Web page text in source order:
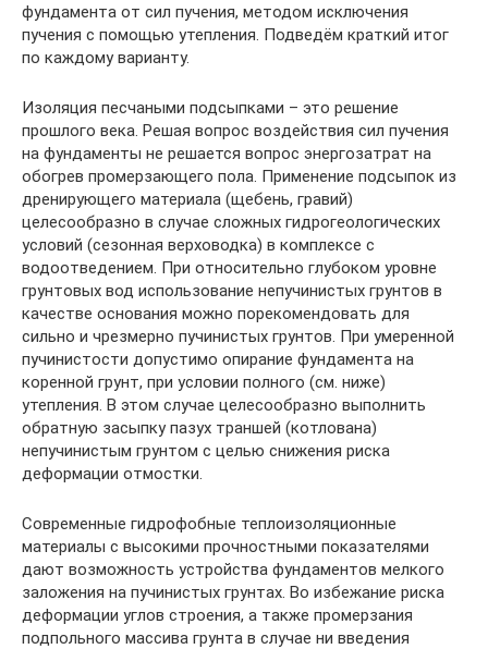
фундамента от сил пучения, методом исключения
пучения с помощью утепления. Подведём краткий итог
по каждому варианту.
Изоляция песчаными подсыпками – это решение
прошлого века. Решая вопрос воздействия сил пучения
на фундаменты не решается вопрос энергозатрат на
обогрев промерзающего пола. Применение подсыпок из
дренирующего материала (щебень, гравий)
целесообразно в случае сложных гидрогеологических
условий (сезонная верховодка) в комплексе с
водоотведением. При относительно глубоком уровне
грунтовых вод использование непучинистых грунтов в
качестве основания можно порекомендовать для
сильно и чрезмерно пучинистых грунтов. При умеренной
пучинистости допустимо опирание фундамента на
коренной грунт, при условии полного (см. ниже)
утепления. В этом случае целесообразно выполнить
обратную засыпку пазух траншей (котлована)
непучинистым грунтом с целью снижения риска
деформации отмостки.
Современные гидрофобные теплоизоляционные
материалы с высокими прочностными показателями
дают возможность устройства фундаментов мелкого
заложения на пучинистых грунтах. Во избежание риска
деформации углов строения, а также промерзания
подпольного массива грунта в случае ни введения